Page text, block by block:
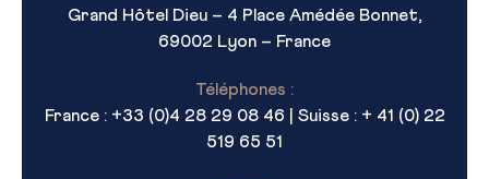
Grand Hôtel Dieu – 4 Place Amédée Bonnet,
69002 Lyon – France
Téléphones :
France : +33 (0)4 28 29 08 46 | Suisse : + 41 (0) 22
519 65 51